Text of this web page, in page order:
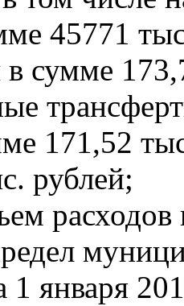
45771
в сумме
171,52
рублей;
расходов
1 января